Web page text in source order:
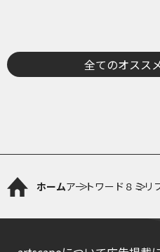
全てのオスス
ホームアートワード ８ミリ